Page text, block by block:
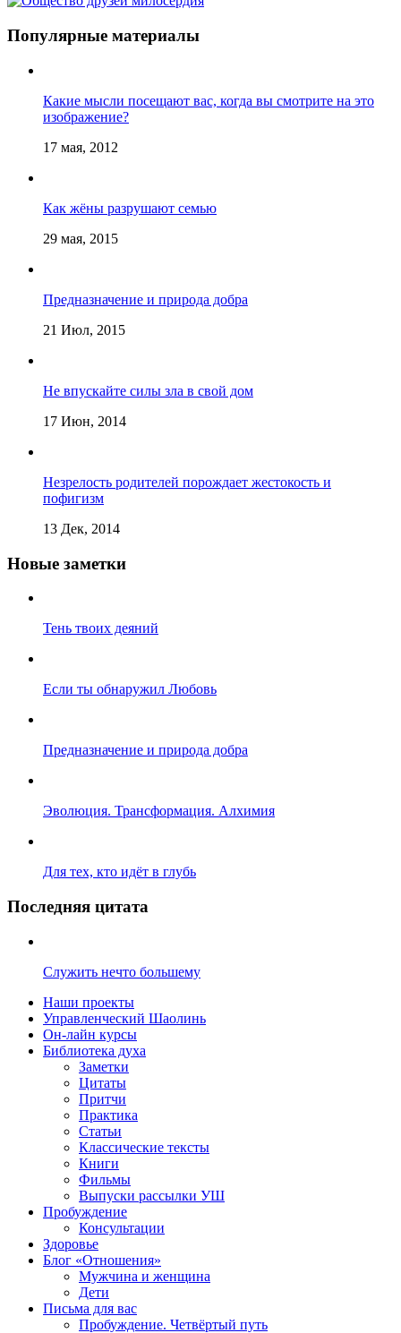
Популярные материалы
Какие мысли посещают вас, когда вы смотрите на это
изображение?
17 мая, 2012
Как жёны разрушают семью
29 мая, 2015
Предназначение и природа добра
21 Июл, 2015
Не впускайте силы зла в свой дом
17 Июн, 2014
Незрелость родителей порождает жестокость и
пофигизм
13 Дек, 2014
Новые заметки
Тень твоих деяний
Если ты обнаружил Любовь
Предназначение и природа добра
Эволюция. Трансформация. Алхимия
Для тех, кто идёт в глубь
Последняя цитата
Служить нечто большему
Наши проекты
Управленческий Шаолинь
Он-лайн курсы
Библиотека духа
Заметки
Цитаты
Притчи
Практика
Статьи
Классические тексты
Книги
Фильмы
Выпуски рассылки УШ
Пробуждение
Консультации
Здоровье
Блог «Отношения»
Мужчина и женщина
Дети
Письма для вас
Пробуждение. Четвёртый путь